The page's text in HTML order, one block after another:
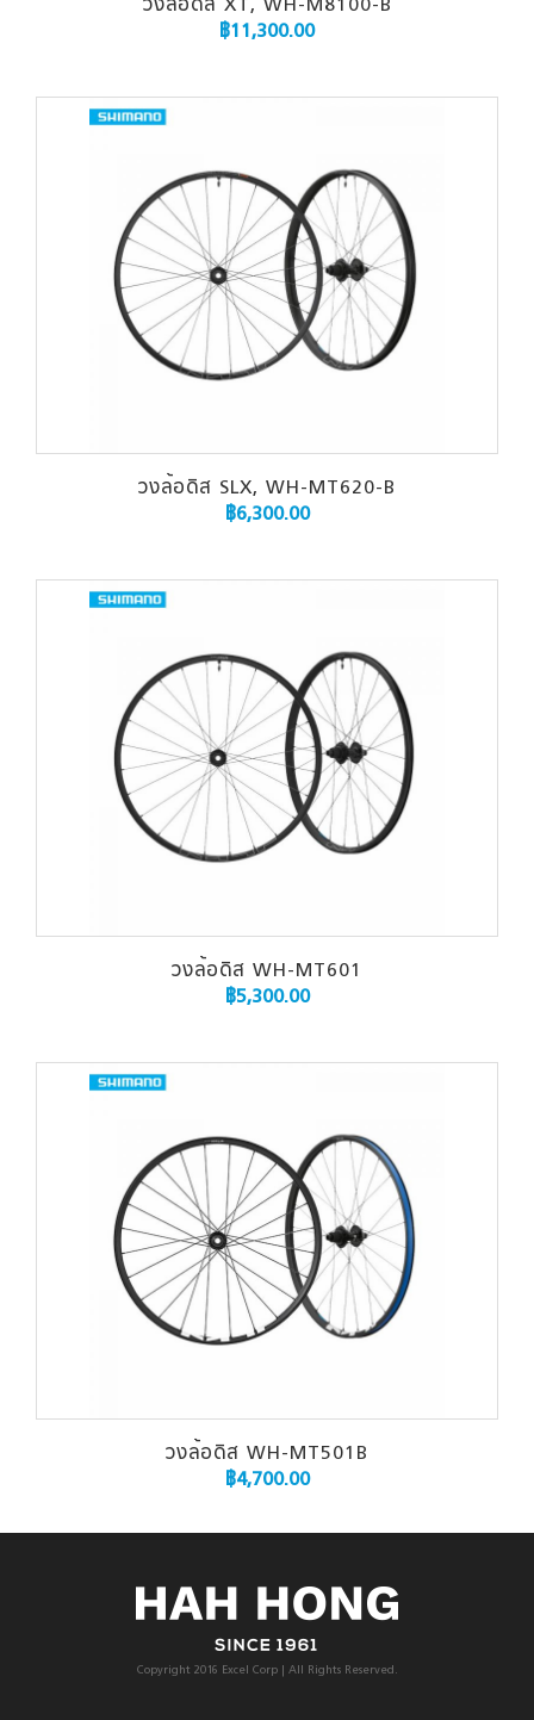
฿11,300.00
วงล้อดิส SLX, WH-MT620-B
฿6,300.00
วงล้อดิส WH-MT601
฿5,300.00
วงล้อดิส WH-MT501B
฿4,700.00
Copyright 2016 Excel Corp | All Rights Reserved.